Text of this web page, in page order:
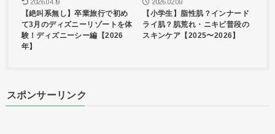
2026.04.19
【絶叫系無し】卒業旅行で初め
て3月のディズニーリゾートを体
験！ディズニーシー編【2026
年】
2026.02.08
【小学生】脂性肌？インナード
ライ肌？肌荒れ・ニキビ普段の
スキンケア【2025〜2026】
スポンサーリンク